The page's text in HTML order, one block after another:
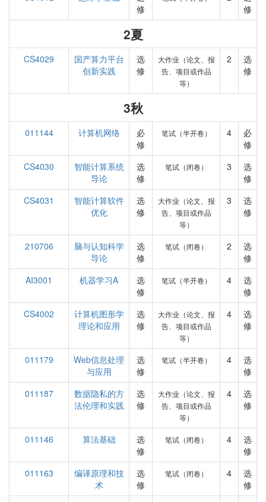
修
修
2夏
CS4029
国产算力平台
创新实践
选
修
大作业（论文、报
告、项目或作品
等）
2
选
修
3秋
011144 计算机网络
必
修
笔试（半开卷） 4
必
修
CS4030
智能计算系统
导论
选
修
笔试（闭卷） 3
选
修
CS4031
智能计算软件
优化
选
修
大作业（论文、报
告、项目或作品
等）
3
选
修
210706
脑与认知科学
导论
选
修
笔试（闭卷） 2
选
修
AI3001
机器学习A
选
修
笔试（半开卷） 4
选
修
CS4002
计算机图形学
理论和应用
选
修
大作业（论文、报
告、项目或作品
等）
4
选
修
011179
Web信息处理
与应用
选
修
笔试（半开卷） 4
选
修
011187
数据隐私的方
法伦理和实践
选
修
大作业（论文、报
告、项目或作品
等）
4
选
修
011146 算法基础
选
修
笔试（闭卷） 4
选
修
011163
编译原理和技
术
选
修
笔试（闭卷） 4
选
修